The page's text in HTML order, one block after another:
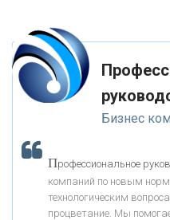
«РОСЕВРОБАНК»
«ПРЕСС-СЛУЖБА
«АВТОГРАДБАНК»
«ПРОМРЕГИОНБАНК»
Как Система
изменила
-- Лучшее, что можно сделать с
мимо ушей. Он никогда не
-- Люблю давать советы и
Бизнес
Профессиональное
компаний по новым
технологическим
процветание. Мы